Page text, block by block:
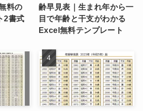
料の
2書式
齢早見表｜生まれ年から一
目で年齢と干支がわかる
Excel無料テンプレート